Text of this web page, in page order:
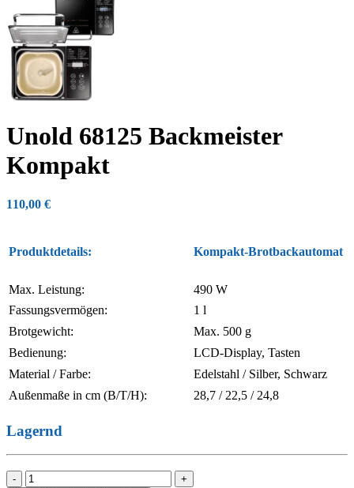
Unold 68125 Backmeister
Kompakt
110,00 €
Produktdetails: Kompakt-Brotbackautomat
Max. Leistung:
490 W
Fassungsvermögen:
1 l
Brotgewicht:
Max. 500 g
Bedienung:
LCD-Display, Tasten
Material / Farbe:
Edelstahl / Silber, Schwarz
Außenmaße in cm (B/T/H):
28,7 / 22,5 / 24,8
Lagernd
Unold